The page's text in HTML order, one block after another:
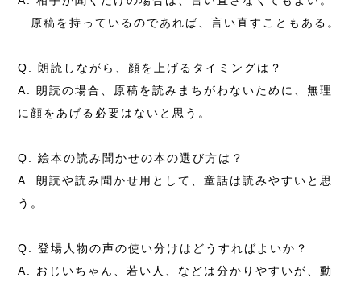
原稿を持っているのであれば、言い直すこともある。
Q. 朗読しながら、顔を上げるタイミングは？
A. 朗読の場合、原稿を読みまちがわないために、無理
に顔をあげる必要はないと思う。
Q. 絵本の読み聞かせの本の選び方は？
A. 朗読や読み聞かせ用として、童話は読みやすいと思
う。
Q. 登場人物の声の使い分けはどうすればよいか？
A. おじいちゃん、若い人、などは分かりやすいが、動